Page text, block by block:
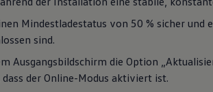
Mindestladestatus von 50 % sicher und
sind.
Ausgangsbildschirm die Option
der Online-Modus aktiviert ist.